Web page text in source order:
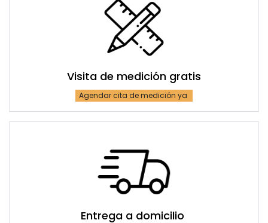
Visita de medición gratis
Agendar cita de medición ya
Entrega a domicilio